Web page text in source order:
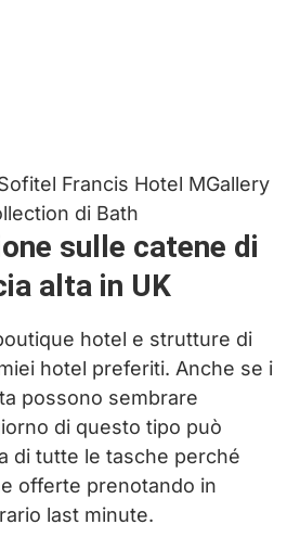
Francis Hotel MGallery
di Bath
sulle catene di
alta in UK
hotel e strutture di
hotel preferiti. Anche se i
possono sembrare
di questo tipo può
di tutte le tasche perché
offerte prenotando in
last minute.